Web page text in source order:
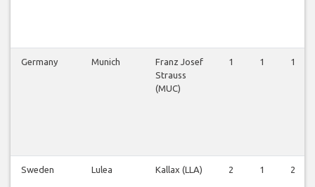
Germany Munich
Franz Josef
Strauss
(MUC)
1 1 1
Sweden Lulea Kallax (LLA) 2 1 2